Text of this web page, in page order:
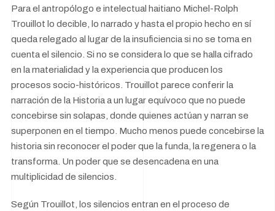
Para el antropólogo e intelectual haitiano Michel-Rolph
Trouillot lo decible, lo narrado y hasta el propio hecho en sí
queda relegado al lugar de la insuficiencia si no se toma en
cuenta el silencio. Si no se considera lo que se halla cifrado
en la materialidad y la experiencia que producen los
procesos socio-históricos. Trouillot parece conferir la
narración de la Historia a un lugar equívoco que no puede
concebirse sin solapas, donde quienes actúan y narran se
superponen en el tiempo. Mucho menos puede concebirse la
historia sin reconocer el poder que la funda, la regenera o la
transforma. Un poder que se desencadena en una
multiplicidad de silencios.
Según Trouillot, los silencios entran en el proceso de